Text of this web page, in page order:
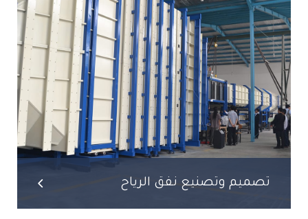
تصميم وتصنيع نفق الرياح